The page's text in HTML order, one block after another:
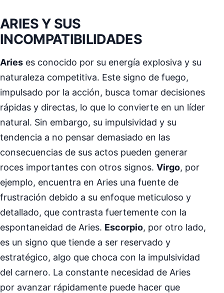
ARIES Y SUS
INCOMPATIBILIDADES
Aries es conocido por su energía explosiva y su
naturaleza competitiva. Este signo de fuego,
impulsado por la acción, busca tomar decisiones
rápidas y directas, lo que lo convierte en un líder
natural. Sin embargo, su impulsividad y su
tendencia a no pensar demasiado en las
consecuencias de sus actos pueden generar
roces importantes con otros signos. Virgo, por
ejemplo, encuentra en Aries una fuente de
frustración debido a su enfoque meticuloso y
detallado, que contrasta fuertemente con la
espontaneidad de Aries. Escorpio, por otro lado,
es un signo que tiende a ser reservado y
estratégico, algo que choca con la impulsividad
del carnero. La constante necesidad de Aries
por avanzar rápidamente puede hacer que